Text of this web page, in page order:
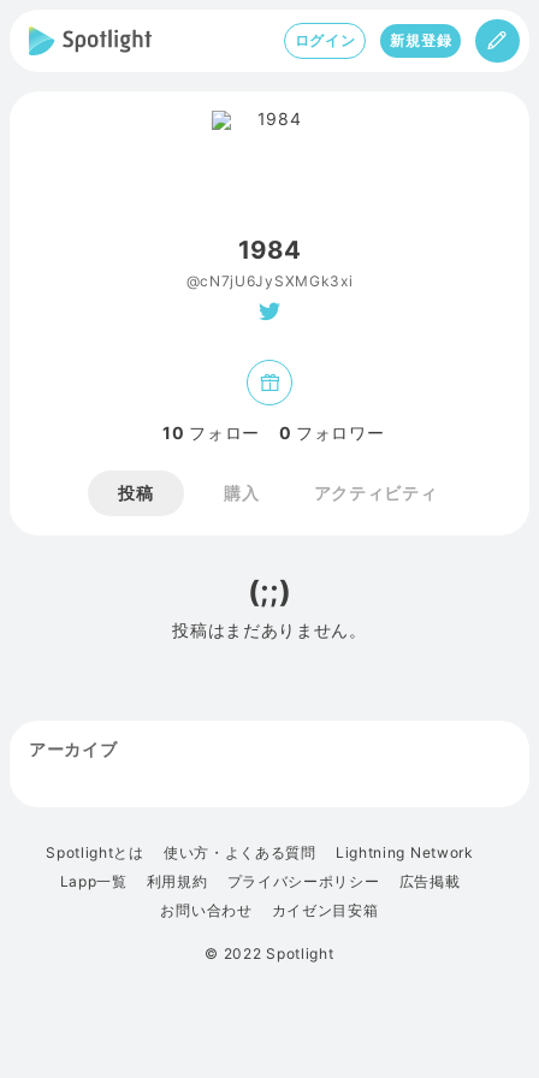
ログイン 新規登録
1984
@cN7jU6JySXMGk3xi
10 フォロー 0 フォロワー
投稿 購入 アクティビティ
(;;)
投稿はまだありません。
アーカイブ
Spotlightとは 使い方・よくある質問
Lightning Network
Lapp一覧
利用規約 プライバシーポリシー
広告掲載
お問い合わせ
カイゼン目安箱
© 2022 Spotlight